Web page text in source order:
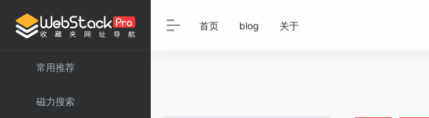
常用推荐
磁力搜索
首页 blog 关于